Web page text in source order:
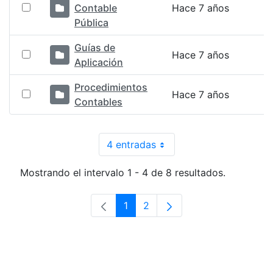
Contable
Pública
Hace 7 años
Guías de
Aplicación
Hace 7 años
Procedimientos
Contables
Hace 7 años
4 entradasPor página
Mostrando el intervalo 1 - 4 de 8 resultados.
Página
1 Página
2